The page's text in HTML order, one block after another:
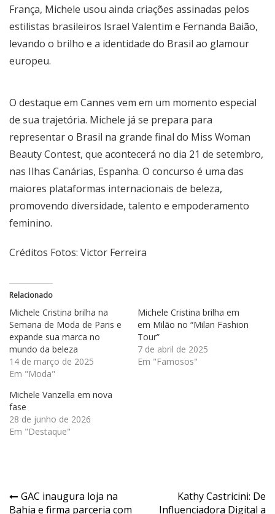
França, Michele usou ainda criações assinadas pelos
estilistas brasileiros Israel Valentim e Fernanda Baião,
levando o brilho e a identidade do Brasil ao glamour
europeu.
O destaque em Cannes vem em um momento especial
de sua trajetória. Michele já se prepara para
representar o Brasil na grande final do Miss Woman
Beauty Contest, que acontecerá no dia 21 de setembro,
nas Ilhas Canárias, Espanha. O concurso é uma das
maiores plataformas internacionais de beleza,
promovendo diversidade, talento e empoderamento
feminino.
Créditos Fotos: Victor Ferreira
Relacionado
Michele Cristina brilha na
Semana de Moda de Paris e
expande sua marca no
mundo da beleza
14 de março de 2025
Em "Moda"
Michele Cristina brilha em
em Milão no “Milan Fashion
Tour”
7 de abril de 2025
Em "Famosos"
Michele Vanzella em nova
fase
28 de junho de 2026
Em "Destaque"
Navegação
GAC inaugura loja na
Bahia e firma parceria com
Kathy Castricini: De
Influenciadora Digital a